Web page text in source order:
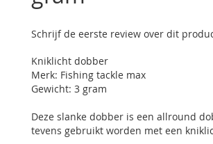
Schrijf de eerste review over dit
Kniklicht dobber
Merk: Fishing tackle max
Gewicht: 3 gram
Deze slanke dobber is een allround
tevens gebruikt worden met een